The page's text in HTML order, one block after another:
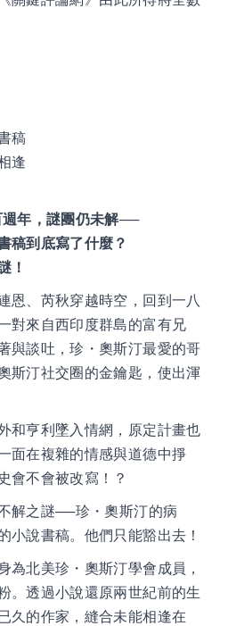
稿
逢
年，謎團仍未解──
稿到底寫了什麼？
！
恩、芮秋穿越時空，回到一八
對來自西印度群島的富有兄
與談吐，珍・奧斯汀最愛的哥
斯汀社交圈的金鑰匙，使出渾
和亨利墜入情網，原定計畫也
面在複雜的情感與道德中掙
會不會被改寫！？
解之謎──珍・奧斯汀的病
小說書稿。他們只能豁出去！
為北美珍・奧斯汀學會成員，
。透過小說還原兩世紀前的生
久的作家，縫合未能相逢在